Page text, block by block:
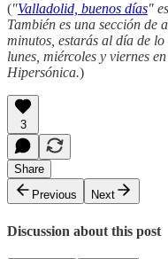
("Valladolid, buenos días"
También es una sección de
minutos, estarás al día de
lunes, miércoles y viernes
Hipersónica.)
3
Share
Previous
Next
Discussion about this post